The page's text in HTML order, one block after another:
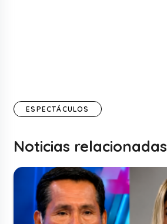
ESPECTÁCULOS
Noticias relacionadas